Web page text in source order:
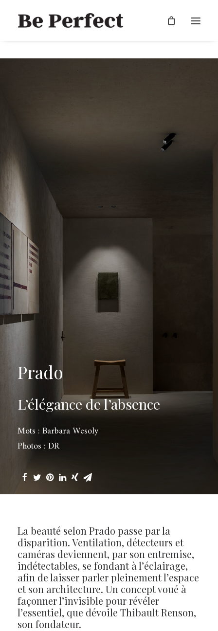
Prado
L’élégance de l’absence
Mots : Barbara Wesoly
Photos : DR
La beauté selon Prado passe par la
disparition. Ventilation, détecteurs et
caméras deviennent, par son entremise,
indétectables, se fondant à l’éclairage,
afin de laisser parler pleinement l’espace
et son architecture. Un concept voué à
façonner l’invisible pour révéler
l’essentiel, que dévoile Thibault Renson,
son fondateur.